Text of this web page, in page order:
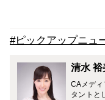
#ピックアップニュ
清水 裕
CAメデ
タントと